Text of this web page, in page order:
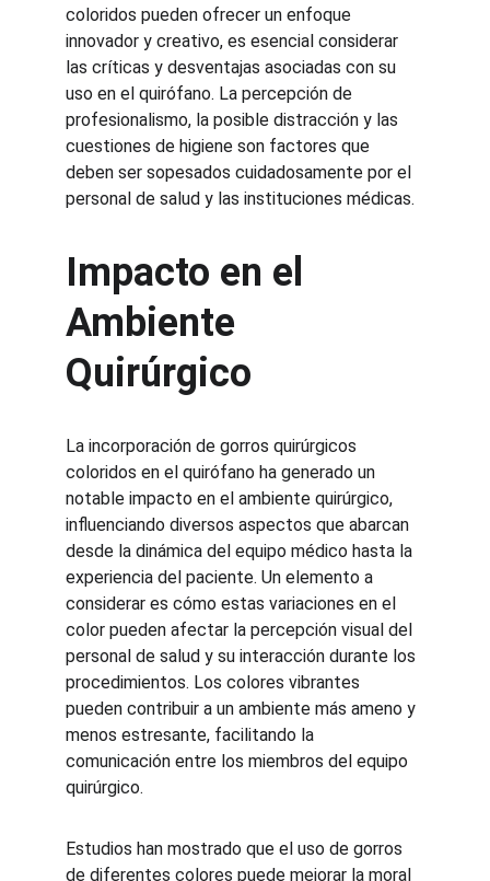
coloridos pueden ofrecer un enfoque
innovador y creativo, es esencial considerar
las críticas y desventajas asociadas con su
uso en el quirófano. La percepción de
profesionalismo, la posible distracción y las
cuestiones de higiene son factores que
deben ser sopesados cuidadosamente por el
personal de salud y las instituciones médicas.
Impacto en el
Ambiente
Quirúrgico
La incorporación de gorros quirúrgicos
coloridos en el quirófano ha generado un
notable impacto en el ambiente quirúrgico,
influenciando diversos aspectos que abarcan
desde la dinámica del equipo médico hasta la
experiencia del paciente. Un elemento a
considerar es cómo estas variaciones en el
color pueden afectar la percepción visual del
personal de salud y su interacción durante los
procedimientos. Los colores vibrantes
pueden contribuir a un ambiente más ameno y
menos estresante, facilitando la
comunicación entre los miembros del equipo
quirúrgico.
Estudios han mostrado que el uso de gorros
de diferentes colores puede mejorar la moral